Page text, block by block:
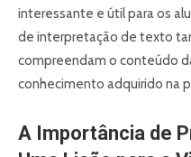
interessante e útil para os
de interpretação de texto
compreendam o conteúdo
conhecimento adquirido na
A Importância de